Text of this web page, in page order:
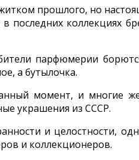
прошлого, но
последних коллекциях
парфюмерии
а бутылочка.
момент, и многие
украшения из СССР.
и целостности,
и коллекционеров.